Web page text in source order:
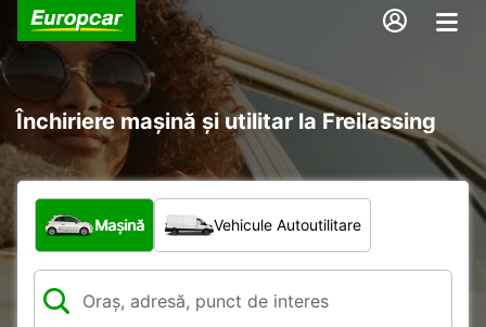
Închiriere mașină și utilitar la Freilassing
Ce tip de vehicul?
Mașină Vehicule Autoutilitare